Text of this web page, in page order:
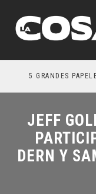
5 GRANDES
JEFF
DERN Y